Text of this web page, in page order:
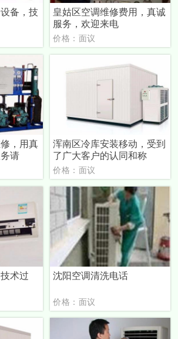
备，技
皇姑区空调维修费用，真诚
服务，欢迎来电
价格：面议
，用真
请
浑南区冷库安装移动，受到
了广大客户的认同和称
价格：面议
术过
沈阳空调清洗电话
价格：面议